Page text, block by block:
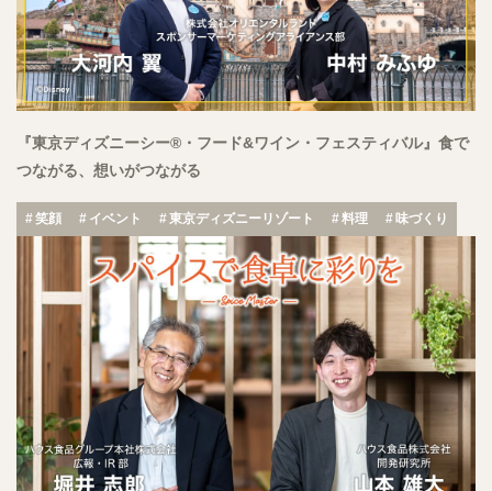
『東京ディズニーシー®・フード&ワイン・フェスティバル』食で
つながる、想いがつながる
笑顔 イベント 東京ディズニーリゾート 料理 味づくり